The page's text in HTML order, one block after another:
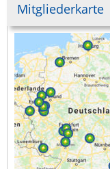
Mitgliederkarte